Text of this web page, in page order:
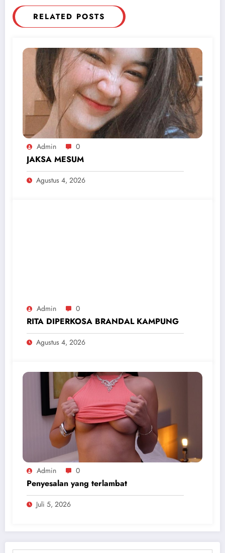
RELATED POSTS
Admin 0
JAKSA MESUM
Agustus 4, 2026
Admin 0
RITA DIPERKOSA BRANDAL KAMPUNG
Agustus 4, 2026
Admin 0
Penyesalan yang terlambat
Juli 5, 2026